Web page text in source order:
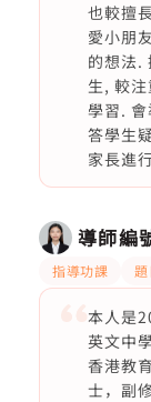
也較擅
愛小朋
的想法.
生, 較
學習.
答學生
家長進
導師編
指導功課
本人是
英文中
香港教
士，副